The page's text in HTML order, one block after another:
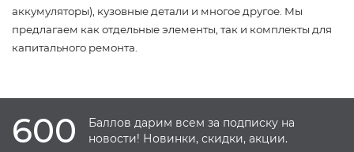
аккумуляторы), кузовные детали и многое другое. Мы
предлагаем как отдельные элементы, так и комплекты для
капитального ремонта.
600
Баллов дарим всем за подписку на
новости! Новинки, скидки, акции.